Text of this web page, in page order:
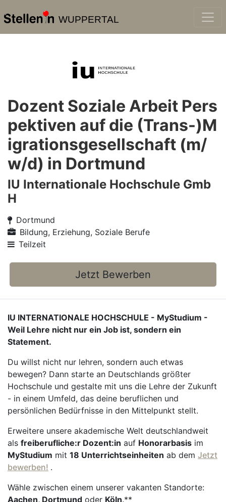
WUPPERTAL
Dozent Soziale Arbeit Pers
pektiven auf die (Trans-)M
igrationsgesellschaft (m/
w/d) in Dortmund
IU Internationale Hochschule Gmb
H
Dortmund
Bildung, Erziehung, Soziale Berufe
Teilzeit
Jetzt Bewerben
IU INTERNATIONALE HOCHSCHULE - MyStudium -
Weil Lehre nicht nur ein Job ist, sondern ein
Statement.
Du willst nicht nur lehren, sondern auch etwas
bewegen? Dann starte an Deutschlands größter
Hochschule und gestalte mit uns die Lehre der Zukunft
- in einem Umfeld, das deine beruflichen und
persönlichen Bedürfnisse in den Mittelpunkt stellt.
Erweitere unsere akademische Welt deutschlandweit
als freiberufliche:r Dozent:in auf Honorarbasis im
MyStudium mit 18 Unterrichtseinheiten ab dem Jetzt
bewerben! .
Wähle zwischen einem unserer vakanten Standorte:
Aachen, Dortmund oder Köln.**